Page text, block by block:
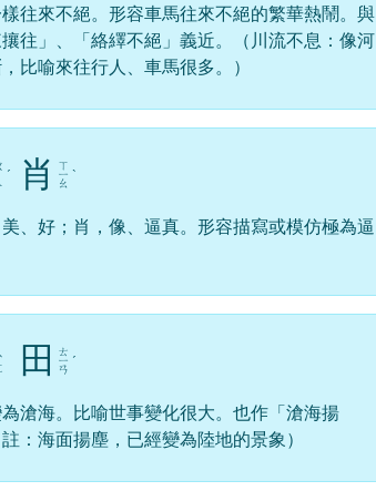
往來不絕。形容車馬往來不絕的繁華熱鬧。與
攘往」、「絡繹不絕」義近。（川流不息：像河
比喻來往行人、車馬很多。）
ˊ 肖 ㄒ
ㄧ
ㄠ
ˋ
、好；肖，像、逼真。形容描寫或模仿極為逼
田 ㄊ
ㄧ
ㄢ
ˊ
滄海。比喻世事變化很大。也作「滄海揚
：海面揚塵，已經變為陸地的景象）